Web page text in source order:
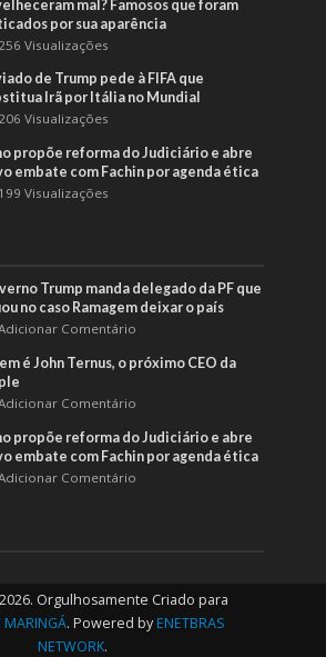
mal? Famosos que foram
por sua aparência
256 Visualizações
de Trump pede à FIFA que
Irã por Itália no Mundial
206 Visualizações
propõe reforma do Judiciário e abre
embate com Fachin por agenda ética
199 Visualizações
Trump manda delegado da PF que
no caso Ramagem deixar o país
Comentário
é John Ternus, o próximo CEO da
Comentário
propõe reforma do Judiciário e abre
embate com Fachin por agenda ética
Comentário
Orgulhosamente Criado para
MARINGÁ. Powered by ENETBRAS
NETWORK.